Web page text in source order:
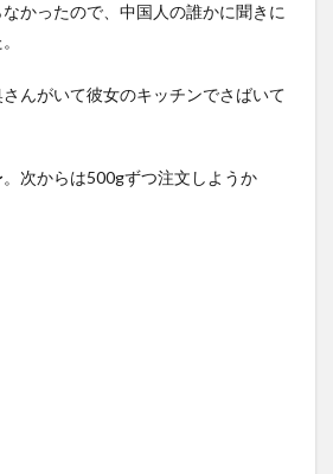
かったので、中国人の誰かに聞きに
んがいて彼女のキッチンでさばいて
次からは500gずつ注文しようか